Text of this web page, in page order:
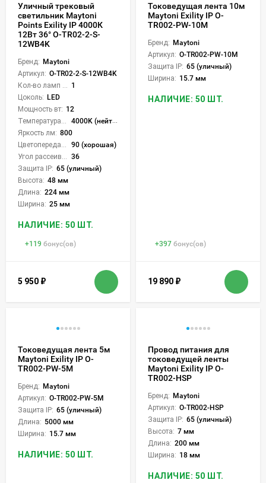
Уличный трековый
светильник Maytoni
Points Exility IP 4000К
12Вт 36° O-TR02-2-S-
12WB4K
Бренд: Maytoni
Артикул: O-TR02-2-S-12WB4K
1
Цоколь: LED
Мощность вт: 12
4000K (нейтральный)
Яркость лм: 800
90 (хорошая)
36
Защита IP: 65 (уличный)
Высота: 48 мм
Длина: 224 мм
Ширина: 25 мм
НАЛИЧИЕ: 50 ШТ.
+119 бонус(ов)
5 950 ₽
Токоведущая лента 10м
Maytoni Exility IP O-
TR002-PW-10M
Бренд: Maytoni
Артикул: O-TR002-PW-10M
Защита IP: 65 (уличный)
Ширина: 15.7 мм
НАЛИЧИЕ: 50 ШТ.
+397 бонус(ов)
19 890 ₽
Токоведущая лента 5м
Maytoni Exility IP O-
TR002-PW-5M
Бренд: Maytoni
Артикул: O-TR002-PW-5M
Защита IP: 65 (уличный)
Длина: 5000 мм
Ширина: 15.7 мм
НАЛИЧИЕ: 50 ШТ.
Провод питания для
токоведущей ленты
Maytoni Exility IP O-
TR002-HSP
Бренд: Maytoni
Артикул: O-TR002-HSP
Защита IP: 65 (уличный)
Высота: 7 мм
Длина: 200 мм
Ширина: 18 мм
НАЛИЧИЕ: 50 ШТ.